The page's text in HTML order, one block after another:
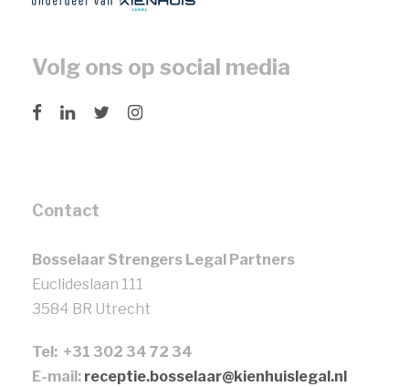
Volg ons op social media
Contact
Bosselaar Strengers Legal Partners
Euclideslaan 111
3584 BR Utrecht
Tel: +31 302 34 72 34
E-mail: receptie.bosselaar@kienhuislegal.nl